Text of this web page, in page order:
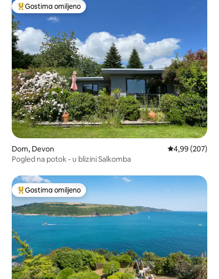
Najuspešniji među gostima omiljenim
Gostima omiljeno
Dom, Devon Prosečna
4,99 (207)
Pogled na potok - u blizini Salkomba
Najuspešniji među gostima omiljenim
Gostima omiljeno